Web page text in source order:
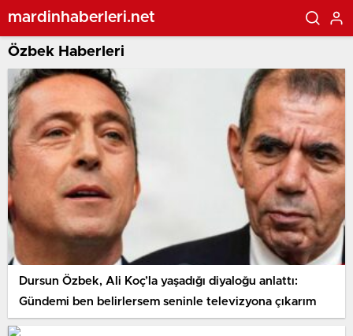
mardinhaberleri.net
Özbek Haberleri
Dursun Özbek, Ali Koç’la yaşadığı diyaloğu anlattı:
Gündemi ben belirlersem seninle televizyona çıkarım